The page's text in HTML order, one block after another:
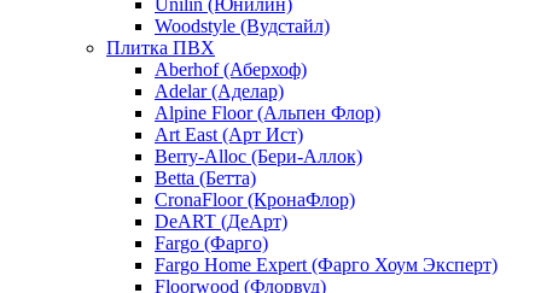
Unilin (Юнилин)
Woodstyle (Вудстайл)
Плитка ПВХ
Aberhof (Аберхоф)
Adelar (Аделар)
Alpine Floor (Альпен Флор)
Art East (Арт Ист)
Berry-Alloc (Бери-Аллок)
Betta (Бетта)
CronaFloor (КронаФлор)
DeART (ДеАрт)
Fargo (Фарго)
Fargo Home Expert (Фарго Хоум Эксперт)
Floorwood (Флорвуд)